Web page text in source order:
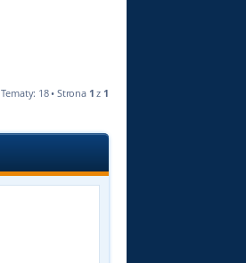
Tematy: 18 • Strona 1 z 1